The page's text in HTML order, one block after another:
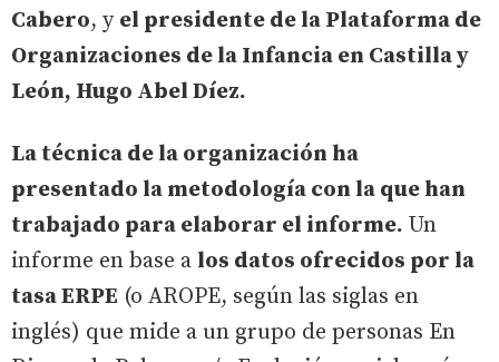
Cabero, y el presidente de la Plataforma de
Organizaciones de la Infancia en Castilla y
León, Hugo Abel Díez.
La técnica de la organización ha
presentado la metodología con la que han
trabajado para elaborar el informe. Un
informe en base a los datos ofrecidos por la
tasa ERPE (o AROPE, según las siglas en
inglés) que mide a un grupo de personas En